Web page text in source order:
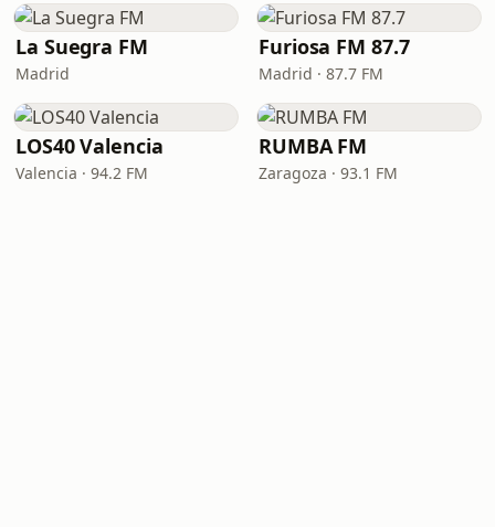
La Suegra FM
Madrid
Furiosa FM 87.7
Madrid · 87.7 FM
LOS40 Valencia
Valencia · 94.2 FM
RUMBA FM
Zaragoza · 93.1 FM